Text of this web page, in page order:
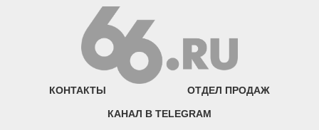
КОНТАКТЫ ОТДЕЛ ПРОДАЖ
КАНАЛ В TELEGRAM